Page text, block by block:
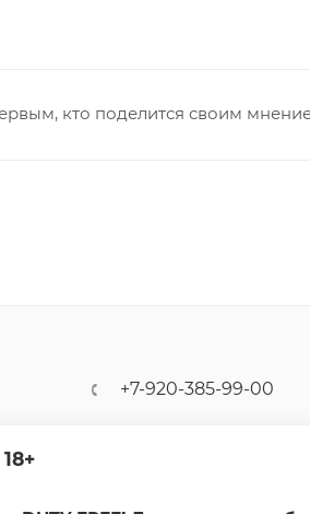
кто поделится своим
+7-920-385-99-00
18+